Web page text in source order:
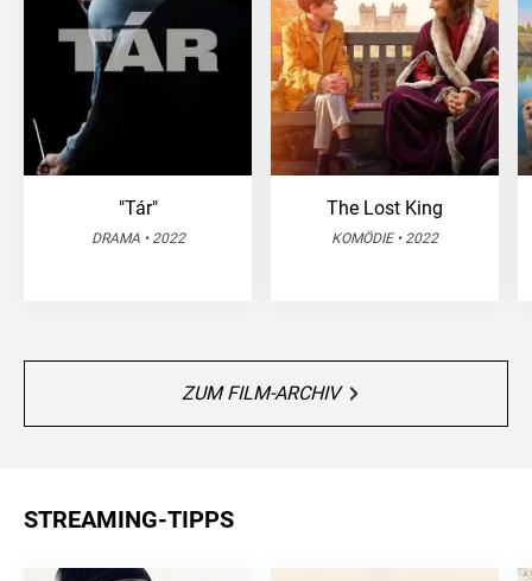
"Tár"
DRAMA • 2022
The Lost King
KOMÖDIE • 2022
ZUM FILM-ARCHIV
STREAMING-TIPPS